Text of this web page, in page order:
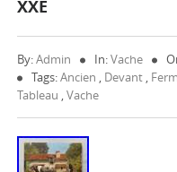
XXE
By:Admin In:Vache
Tags:Ancien , Devant ,
Tableau ,Vache